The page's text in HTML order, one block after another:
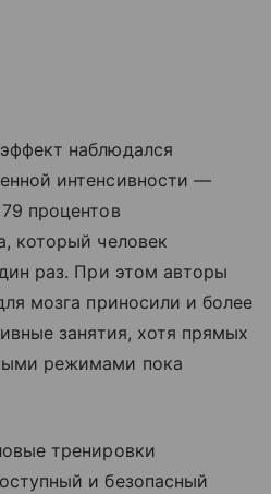
наблюдался
интенсивности —
процентов
который человек
раз. При этом авторы
мозга приносили и более
занятия, хотя прямых
режимами пока
тренировки
и безопасный